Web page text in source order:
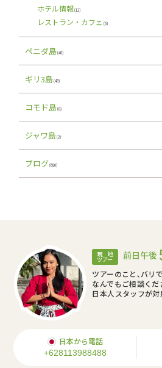
ホテル情報(12)
レストラン・カフェ (6)
ペニダ島(40)
ギリ3島(43)
コモド島(8)
ジャワ島(2)
ブログ(686)
現 地
ツアー 前日午後
ツアーのこと､バリ
なんでもご相談くだ
日本人スタッフが対
日本から電話
+628113988488